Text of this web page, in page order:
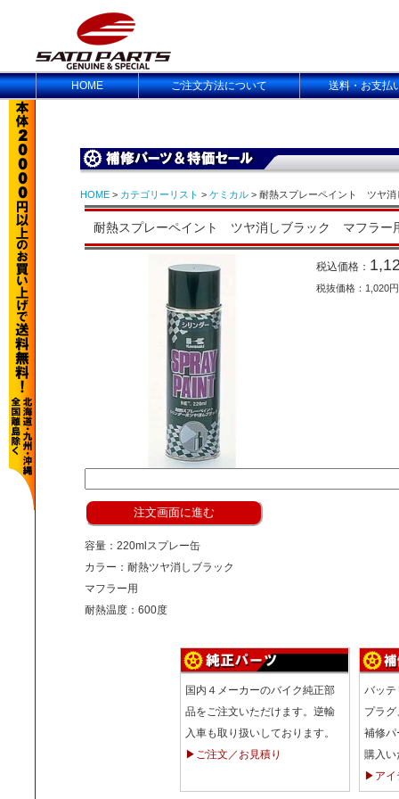
HOME ご注文方法について 送料・お支払
HOME > カテゴリーリスト > ケミカル > 耐熱スプレーペイント ツヤ
耐熱スプレーペイント ツヤ消しブラック マフラー
税込価格：
税抜価格：1,020円
容量：220mlスプレー缶
カラー：耐熱ツヤ消しブラック
マフラー用
耐熱温度：600度
国内４メーカーのバイク純正部
品をご注文いただけます。逆輸
入車も取り扱いしております。
▶ご注文／お見積り
バッテ
プラ
補修パ
購入い
▶アイ